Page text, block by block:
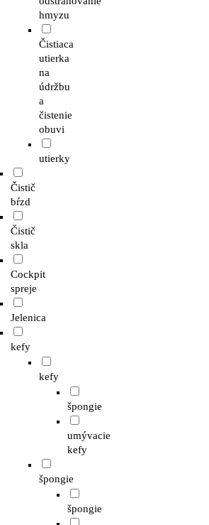
hmyzu
Čistiaca
utierka
na
údržbu
a
čistenie
obuvi
utierky
Čistič
bŕzd
Čistič
skla
Cockpit
spreje
Jelenica
kefy
kefy
špongie
umývacie
kefy
špongie
špongie